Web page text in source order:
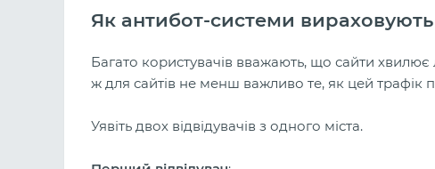
Як антибот-системи
Багато користувачів вважають, що сайти
ж для сайтів не менш важливо те, як цей трафік
Уявіть двох відвідувачів з одного міста.